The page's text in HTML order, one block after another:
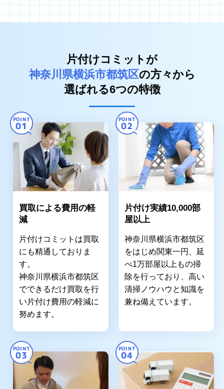
片付けコミットが
神奈川県横浜市都筑区の方々から
選ばれる6つの特徴
POINT
01
買取による費用の軽
減
片付けコミットは買取
にも精通しておりま
す。
神奈川県横浜市都筑区
でできるだけ買取を行
い片付け費用の軽減に
努めます。
POINT
02
片付け実績10,000部
屋以上
神奈川県横浜市都筑区
をはじめ関東一円、延
べ1万部屋以上もの掃
除を行っており、高い
清掃ノウハウと知識を
兼ね備えています。
POINT
03
POINT
04